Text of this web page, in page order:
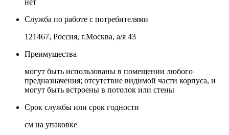
Служба по работе с потребителями
121467, Россия, г.Москва, а/я 43
Преимущества
могут быть использованы в помещении любого
предназначения; отсутствие видимой части корпуса, и
могут быть встроены в потолок или стены
Срок службы или срок годности
см на упаковке